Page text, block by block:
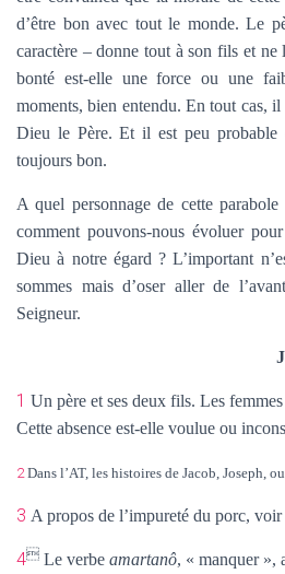
d’être bon avec tout le monde. Le
caractère – donne tout à son fils et
bonté est-elle une force ou une
moments, bien entendu. En tout cas, il
Dieu le Père. Et il est peu probable
toujours bon.
A quel personnage de cette
comment pouvons-nous évoluer
Dieu à notre égard ? L’important
sommes mais d’oser aller de
Seigneur.
1 Un père et ses deux fils. Les
Cette absence est-elle voulue ou
2 Dans l’AT, les histoires de Jacob, Joseph,
3 A propos de l’impureté du porc,
4 Le verbe amartanô, « manquer »,